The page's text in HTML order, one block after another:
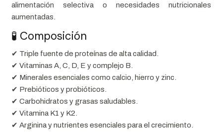
alimentación selectiva o necesidades nutricionales
aumentadas.
🧪 Composición
✔ Triple fuente de proteínas de alta calidad.
✔ Vitaminas A, C, D, E y complejo B.
✔ Minerales esenciales como calcio, hierro y zinc.
✔ Prebióticos y probióticos.
✔ Carbohidratos y grasas saludables.
✔ Vitamina K1 y K2.
✔ Arginina y nutrientes esenciales para el crecimiento.